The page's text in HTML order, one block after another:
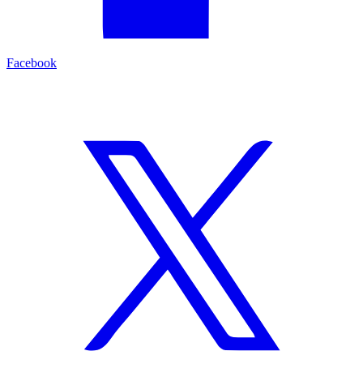
Facebook